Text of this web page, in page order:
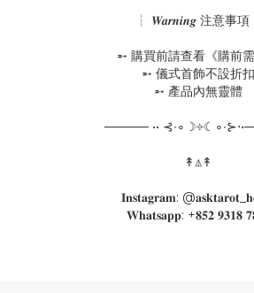
┆ 𝑾𝒂𝒓𝒏𝒊𝒏𝒈 注意事項
➵ 購買前請查看《購前需
➵ 儀式首飾不設折扣
➵ 產品內無靈體
───── ••
↟⍋↟
𝐈𝐧𝐬𝐭𝐚𝐠𝐫𝐚𝐦:
𝐖𝐡𝐚𝐭𝐬𝐚𝐩𝐩: +𝟖𝟓𝟐 𝟗𝟑𝟏𝟖